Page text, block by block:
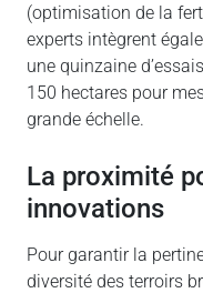
(optimisation de la
experts intègrent
une quinzaine
150 hectares pour
grande échelle.
la proximité pour transférer les
innovations
Pour garantir la
diversité des terroirs